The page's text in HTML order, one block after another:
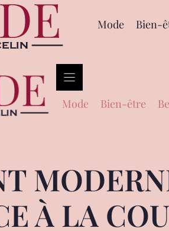
Mode Bien-
Mode Bien-être
À LA